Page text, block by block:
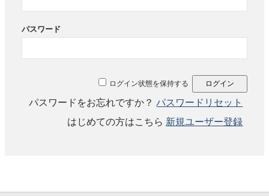
パスワード
ログイン状態を保持する
パスワードをお忘れですか？パスワードリセット
はじめての方はこちら 新規ユーザー登録